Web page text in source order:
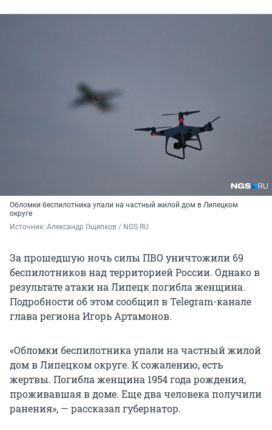
Обломки беспилотника упали на частный жилой дом в Липецком
округе
Источник: Александр Ощепков / NGS.RU
За прошедшую ночь силы ПВО уничтожили 69
беспилотников над территорией России. Однако в
результате атаки на Липецк погибла женщина.
Подробности об этом сообщил в Telegram-канале
глава региона Игорь Артамонов.
«Обломки беспилотника упали на частный жилой
дом в Липецком округе. К сожалению, есть
жертвы. Погибла женщина 1954 года рождения,
проживавшая в доме. Еще два человека получили
ранения», — рассказал губернатор.